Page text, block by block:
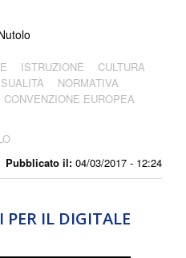
Pubblicato il: 04/03/2017 - 12:24
ISTRUZIONE
CULTURA
NORMATIVA
CONVENZIONE EUROPEA
PER IL DIGITALE